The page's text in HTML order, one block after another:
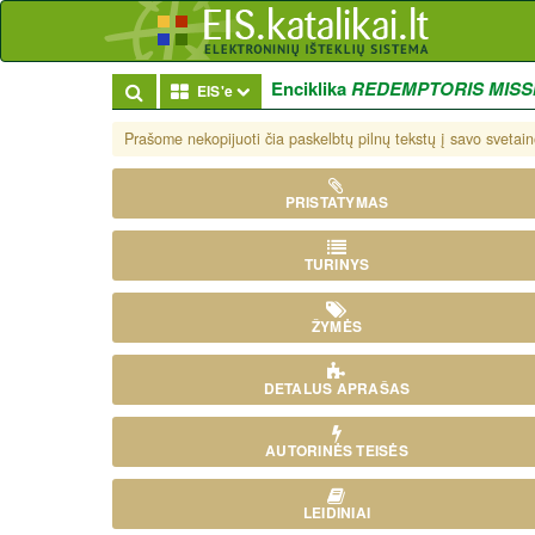
EIS'e Toggle Dropdown
EnciklikaREDEMPTORIS
Prašome nekopijuoti čia paskelbtų pilnų tekstų į savo
PRISTATYMAS
TURINYS
ŽYMĖS
DETALUS APRAŠAS
AUTORINĖS TEISĖS
LEIDINIAI